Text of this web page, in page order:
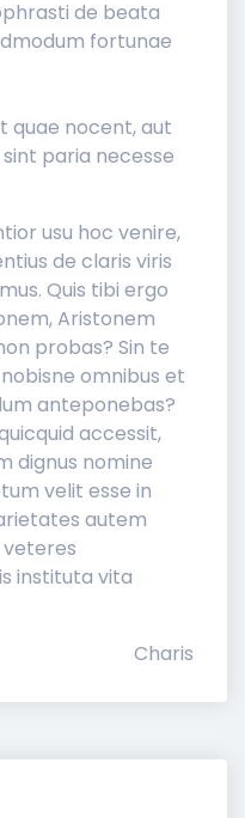
de beata
fortunae
quae nocent, aut
paria necesse
usu hoc venire,
de claris viris
Quis tibi ergo
Aristonem
probas? Sin te
omnibus et
anteponebas?
accessit,
dignus nomine
velit esse in
autem
instituta vita
Charis